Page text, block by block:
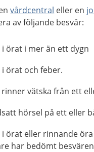
vårdcentral eller en
av följande besvär:
i örat i mer än ett dygn
i örat och feber.
rinner vätska från ett
hörsel på ett eller
i örat eller rinnande
har bedömt